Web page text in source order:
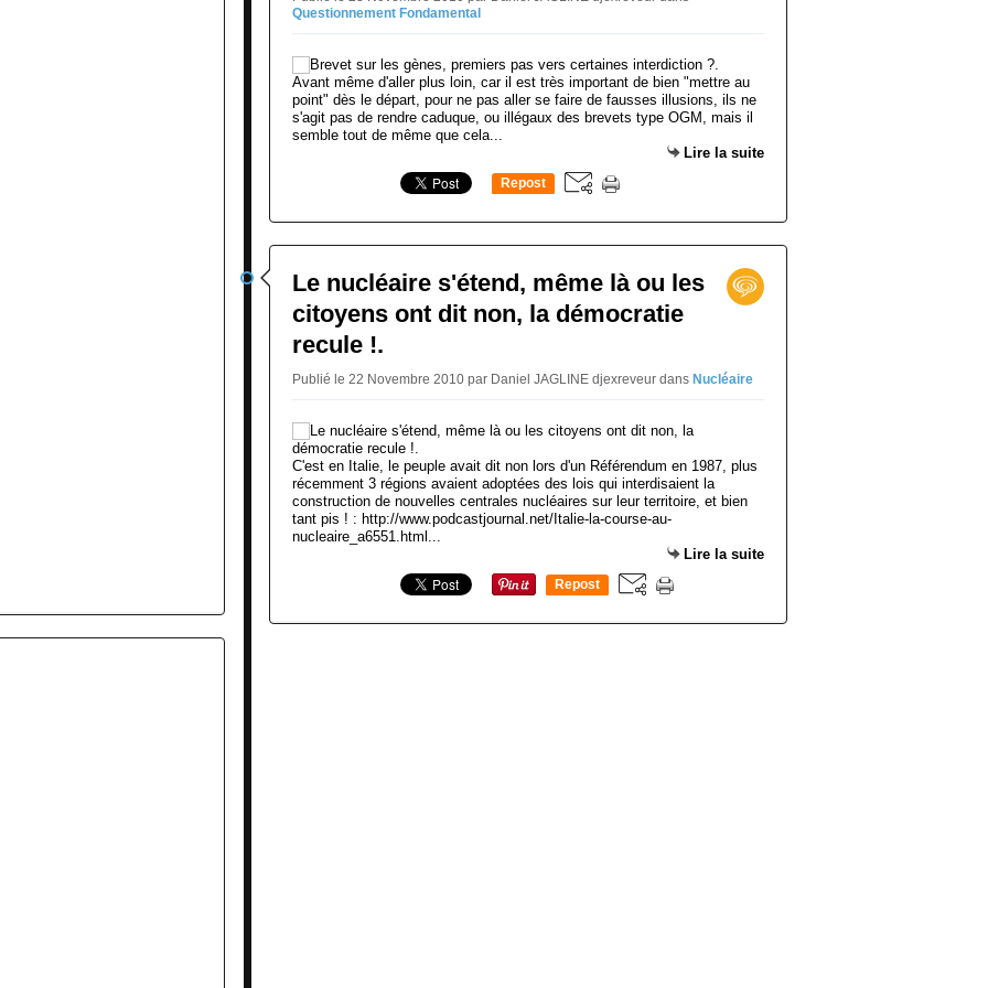
Questionnement Fondamental
Avant même d'aller plus loin, car il est très important de bien "mettre au
point" dès le départ, pour ne pas aller se faire de fausses illusions, ils ne
s'agit pas de rendre caduque, ou illégaux des brevets type OGM, mais il
semble tout de même que cela...
Lire la suite
Repost
Le nucléaire s'étend, même là ou les
citoyens ont dit non, la démocratie
recule !.
Publié le 22 Novembre 2010 par Daniel JAGLINE djexreveur dans Nucléaire
C'est en Italie, le peuple avait dit non lors d'un Référendum en 1987, plus
récemment 3 régions avaient adoptées des lois qui interdisaient la
construction de nouvelles centrales nucléaires sur leur territoire, et bien
tant pis ! : http://www.podcastjournal.net/Italie-la-course-au-
nucleaire_a6551.html...
Lire la suite
Repost